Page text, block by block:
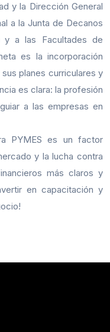
y la Dirección General
a la Junta de Decanos
y a las Facultades de
es la incorporación
planes curriculares y
es clara: la profesión
a las empresas en
PYMES es un factor
y la lucha contra
más claros y
en capacitación y